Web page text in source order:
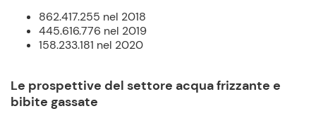
862.417.255 nel 2018
445.616.776 nel 2019
158.233.181 nel 2020
Le prospettive del settore acqua frizzante e
bibite gassate